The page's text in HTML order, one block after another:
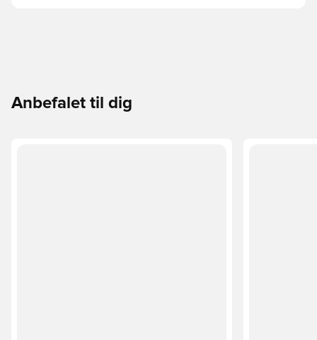
Anbefalet til dig